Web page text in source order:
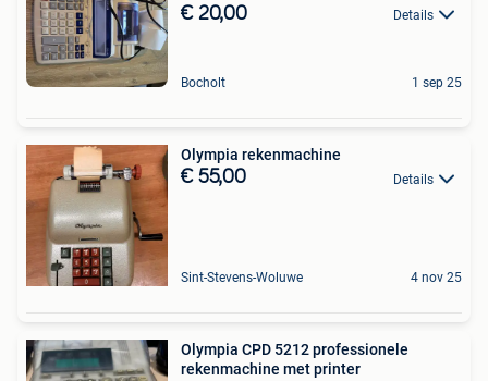
€ 20,00 Details
Bocholt 1 sep 25
Olympia rekenmachine
€ 55,00 Details
Sint-Stevens-Woluwe 4 nov 25
Olympia CPD 5212 professionele
rekenmachine met printer